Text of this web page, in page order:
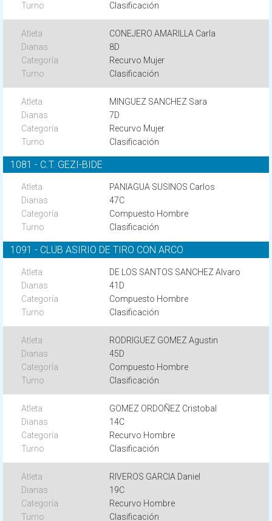
Clasificación
CONEJERO AMARILLA Carla
8D
Recurvo Mujer
Clasificación
MINGUEZ SANCHEZ Sara
7D
Recurvo Mujer
Clasificación
1081 - C.T. GEZI-BIDE
PANIAGUA SUSINOS Carlos
47C
Compuesto Hombre
Clasificación
1091 - CLUB ASIRIO DE TIRO CON ARCO
DE LOS SANTOS SANCHEZ Alvaro
41D
Compuesto Hombre
Clasificación
RODRIGUEZ GOMEZ Agustin
45D
Compuesto Hombre
Clasificación
GOMEZ ORDOÑEZ Cristobal
14C
Recurvo Hombre
Clasificación
RIVEROS GARCIA Daniel
19C
Recurvo Hombre
Clasificación